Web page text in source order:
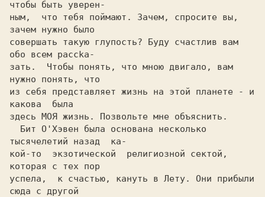
ным,  что тебя поймают. Зачем, спросите вы,
зачем нужно было
совершать такую глупость? Буду счастлив вам
обо всем paccka-
зать.  Чтобы понять, что мною двигалo, вам
нужно понять, что
из себя представляет жизнь на этой планете - и
какова  была
здесь МОЯ жизнь. Позвольте мне объяснить.
тысячелетий назад  ка-
кой-то  экзотической  религиозной сектой,
которая c тех пор
успела,  к счастью, кануть в Лету. Они прибыли
сюда c другой